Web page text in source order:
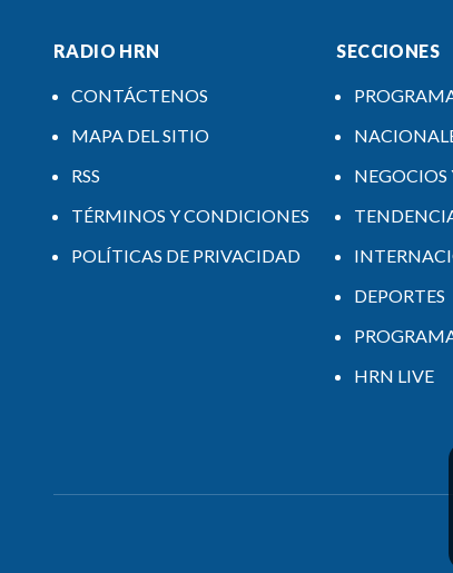
RADIO HRN
CONTÁCTENOS
MAPA DEL SITIO
RSS
TÉRMINOS Y CONDICIONES
POLÍTICAS DE PRIVACIDAD
SECCIONES
NEGOCIOS
DEPORTES
HRN LIVE